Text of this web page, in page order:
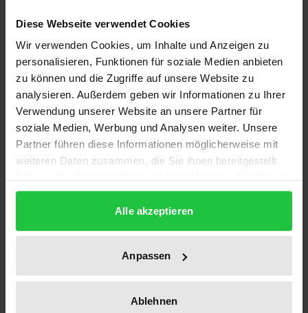
Diese Webseite verwendet Cookies
Wir verwenden Cookies, um Inhalte und Anzeigen zu
personalisieren, Funktionen für soziale Medien anbieten
zu können und die Zugriffe auf unsere Website zu
analysieren. Außerdem geben wir Informationen zu Ihrer
Verwendung unserer Website an unsere Partner für
soziale Medien, Werbung und Analysen weiter. Unsere
Partner führen diese Informationen möglicherweise mit
weiteren Daten zusammen, die Sie ihnen bereitgestellt
gesammelt haben.
Alle akzeptieren
Anpassen
Ablehnen
in Zweifel gezogene Legitimation des
Bundesverfassungsgerichts zur
Verfassungsentwicklung und zum Wandel der
Verfassung ist Gegenstand dieses Werkes. Auf dem
Hintergrund eines historischen und theoretischen
Bezugsrahmens setzen sich mehrere Beiträge
kritisch mit einigen der umstrittensten
Entscheidungen der letzten Jahre auseinander.
Bundesverfassungsgerichts geäußert. Und nicht
Die politikwissenschaftlichen Beiträge befassen sich
mit der Einordnung des Bundesverfassungsgerichts